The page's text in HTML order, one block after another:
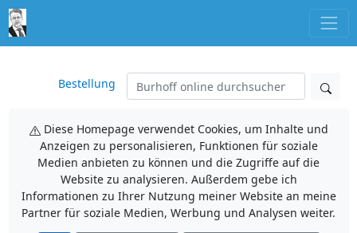
Bestellung
Diese Homepage verwendet Cookies, um Inhalte und
Anzeigen zu personalisieren, Funktionen für soziale
Medien anbieten zu können und die Zugriffe auf die
Website zu analysieren. Außerdem gebe ich
Informationen zu Ihrer Nutzung meiner Website an meine
Partner für soziale Medien, Werbung und Analysen weiter.